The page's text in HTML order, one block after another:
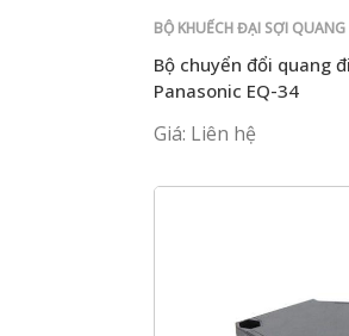
BỘ KHUẾCH ĐẠI SỢI QUANG
Bộ chuyển đổi quang
Panasonic EQ-34
Giá: Liên hệ